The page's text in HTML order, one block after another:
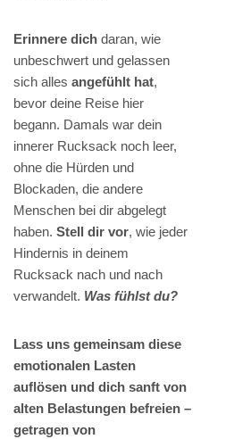
Erinnere dich daran, wie
unbeschwert und gelassen
sich alles angefühlt hat,
bevor deine Reise hier
begann. Damals war dein
innerer Rucksack noch leer,
ohne die Hürden und
Blockaden, die andere
Menschen bei dir abgelegt
haben. Stell dir vor, wie jeder
Hindernis in deinem
Rucksack nach und nach
verwandelt. Was fühlst du?
Lass uns gemeinsam diese
emotionalen Lasten
auflösen und dich sanft von
alten Belastungen befreien –
getragen von